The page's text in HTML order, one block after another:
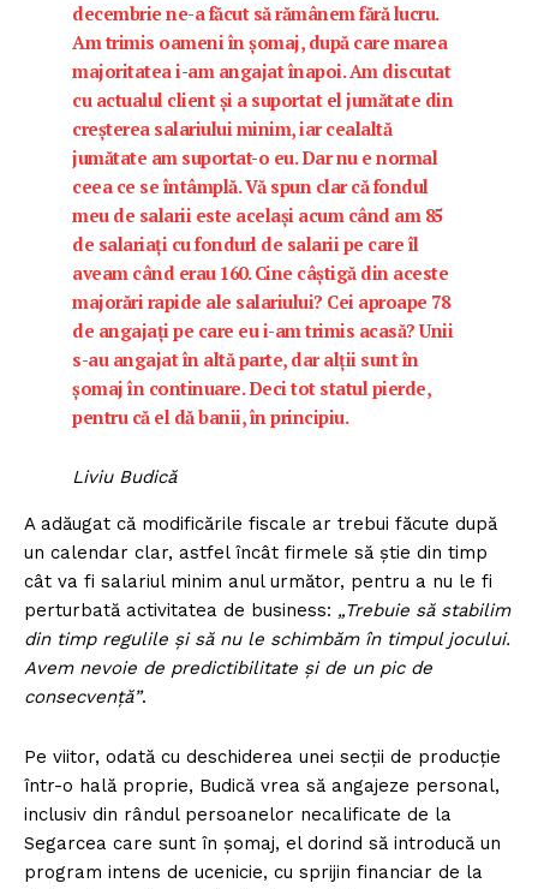
decembrie ne-a făcut să rămânem fără lucru.
Am trimis oameni în şomaj, după care marea
majoritatea i-am angajat înapoi. Am discutat
cu actualul client şi a suportat el jumătate din
creşterea salariului minim, iar cealaltă
jumătate am suportat-o eu. Dar nu e normal
ceea ce se întâmplă. Vă spun clar că fondul
meu de salarii este acelaşi acum când am 85
de salariaţi cu fondurl de salarii pe care îl
aveam când erau 160. Cine câştigă din aceste
majorări rapide ale salariului? Cei aproape 78
de angajaţi pe care eu i-am trimis acasă? Unii
s-au angajat în altă parte, dar alţii sunt în
şomaj în continuare. Deci tot statul pierde,
pentru că el dă banii, în principiu.
Liviu Budică
A adăugat că modificările fiscale ar trebui făcute după
un calendar clar, astfel încât firmele să ştie din timp
cât va fi salariul minim anul următor, pentru a nu le fi
perturbată activitatea de business: „Trebuie să stabilim
din timp regulile şi să nu le schimbăm în timpul jocului.
Avem nevoie de predictibilitate şi de un pic de
consecvenţă”.
Pe viitor, odată cu deschiderea unei secţii de producţie
într-o hală proprie, Budică vrea să angajeze personal,
inclusiv din rândul persoanelor necalificate de la
Segarcea care sunt în şomaj, el dorind să introducă un
program intens de ucenicie, cu sprijin financiar de la